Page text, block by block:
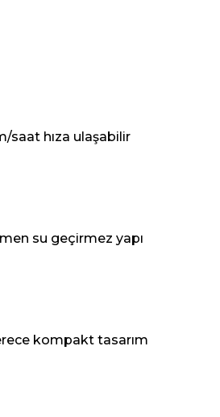
saat hıza ulaşabilir
su geçirmez yapı
kompakt tasarım